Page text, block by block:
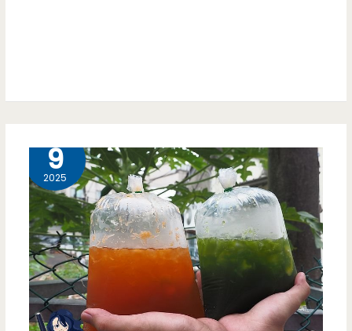
重
酸
辣
粉，
限
量
肥
9
2025